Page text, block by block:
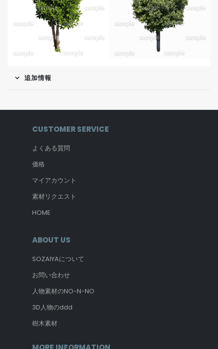
追加情報
CUSTOMER SERVICE
よくある質問
価格
マイアカウント
素材リクエスト
HOME
ABOUT US
SOZAIYAについて
お問い合わせ
人物素材のNO-N-NO
3D人物のddd
樹木素材